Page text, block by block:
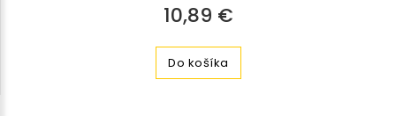
10,89 €
Do košíka